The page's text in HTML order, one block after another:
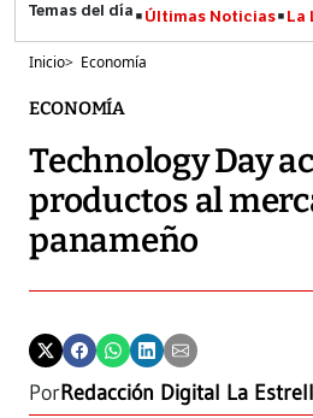
Últimas Noticias La
Inicio> Economía
ECONOMÍA
Technology Day
productos al
panameño
PorRedacción Digital La